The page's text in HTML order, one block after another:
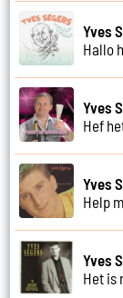
Yves
Hallo
Yves
Hef
Yves
Help
Yves
Het is